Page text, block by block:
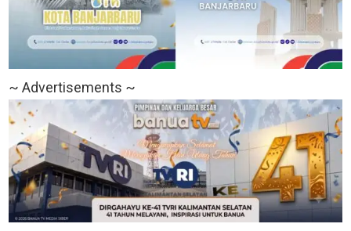
~ Advertisements ~